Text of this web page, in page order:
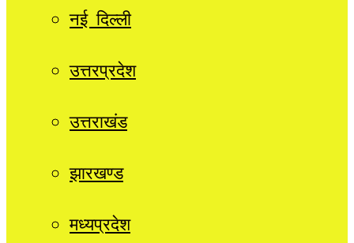
नई दिल्ली
उत्तरप्रदेश
उत्तराखंड
झारखण्ड
मध्यप्रदेश